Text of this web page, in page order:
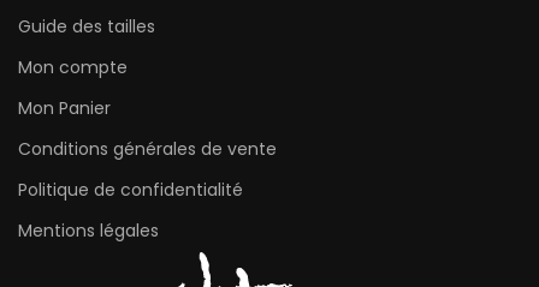
Guide des tailles
Mon compte
Mon Panier
Conditions générales de vente
Politique de confidentialité
Mentions légales